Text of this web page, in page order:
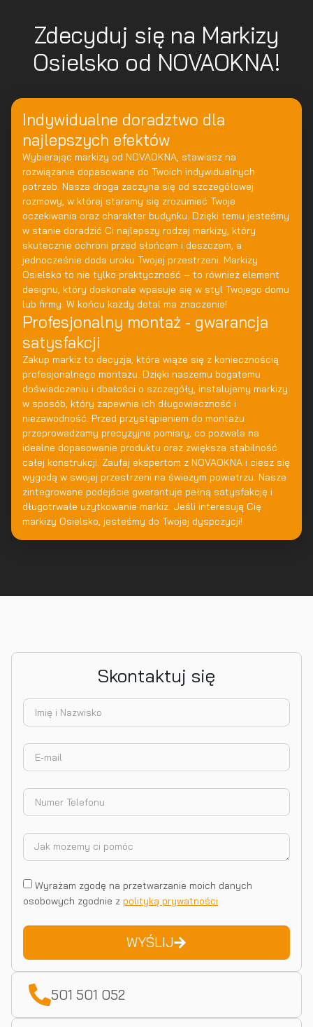
Zdecyduj się na Markizy
Osielsko od NOVAOKNA!
Indywidualne doradztwo dla
najlepszych efektów
Wybierając markizy od NOVAOKNA, stawiasz na
rozwiązanie dopasowane do Twoich indywidualnych
potrzeb. Nasza droga zaczyna się od szczegółowej
rozmowy, w której staramy się zrozumieć Twoje
oczekiwania oraz charakter budynku. Dzięki temu jesteśmy
w stanie doradzić Ci najlepszy rodzaj markizy, który
skutecznie ochroni przed słońcem i deszczem, a
jednocześnie doda uroku Twojej przestrzeni. Markizy
Osielsko to nie tylko praktyczność – to również element
designu, który doskonale wpasuje się w styl Twojego domu
lub firmy. W końcu każdy detal ma znaczenie!
Profesjonalny montaż - gwarancja
satysfakcji
Zakup markiz to decyzja, która wiąże się z koniecznością
profesjonalnego montażu. Dzięki naszemu bogatemu
doświadczeniu i dbałości o szczegóły, instalujemy markizy
w sposób, który zapewnia ich długowieczność i
niezawodność. Przed przystąpieniem do montażu
przeprowadzamy precyzyjne pomiary, co pozwala na
idealne dopasowanie produktu oraz zwiększa stabilność
całej konstrukcji. Zaufaj ekspertom z NOVAOKNA i ciesz się
wygodą w swojej przestrzeni na świeżym powietrzu. Nasze
zintegrowane podejście gwarantuje pełną satysfakcję i
długotrwałe użytkowanie markiz. Jeśli interesują Cię
markizy Osielsko, jesteśmy do Twojej dyspozycji!
Skontaktuj się
Wyrażam zgodę na przetwarzanie moich danych
osobowych zgodnie z polityką prywatności
WYŚLIJ
501 501 052